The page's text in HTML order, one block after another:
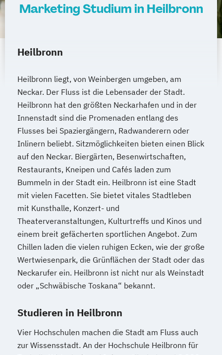
Marketing Studium in Heilbronn
Heilbronn
Heilbronn liegt, von Weinbergen umgeben, am
Neckar. Der Fluss ist die Lebensader der Stadt.
Heilbronn hat den größten Neckarhafen und in der
Innenstadt sind die Promenaden entlang des
Flusses bei Spaziergängern, Radwanderern oder
Inlinern beliebt. Sitzmöglichkeiten bieten einen Blick
auf den Neckar. Biergärten, Besenwirtschaften,
Restaurants, Kneipen und Cafés laden zum
Bummeln in der Stadt ein. Heilbronn ist eine Stadt
mit vielen Facetten. Sie bietet vitales Stadtleben
mit Kunsthalle, Konzert- und
Theaterveranstaltungen, Kulturtreffs und Kinos und
einem breit gefächerten sportlichen Angebot. Zum
Chillen laden die vielen ruhigen Ecken, wie der große
Wertwiesenpark, die Grünflächen der Stadt oder das
Neckarufer ein. Heilbronn ist nicht nur als Weinstadt
oder „Schwäbische Toskana“ bekannt.
Studieren in Heilbronn
Vier Hochschulen machen die Stadt am Fluss auch
zur Wissensstadt. An der Hochschule Heilbronn für